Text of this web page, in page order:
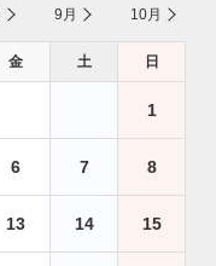
9月 10月
金 土 日
1
6 7 8
13 14 15